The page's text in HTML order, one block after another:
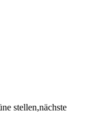
stellen,nächste